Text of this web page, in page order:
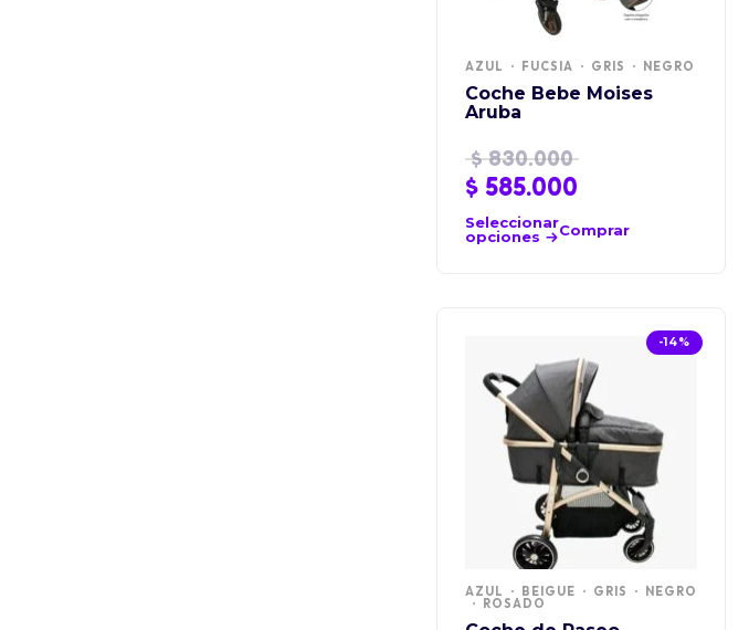
AZUL FUCSIA GRIS NEGRO
Coche Bebe Moises
Aruba
$830.000
$585.000
Seleccionar
opciones
Comprar
-14%
AZUL BEIGUE GRIS NEGRO
ROSADO